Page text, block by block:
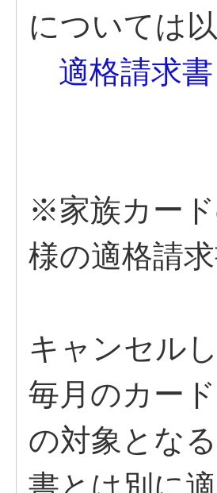
については
適格請求
※家族カー
様の適格請
キャンセル
毎月のカー
の対象とな